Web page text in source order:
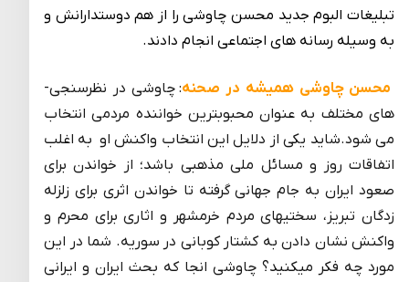
تبلیغات البوم جدید محسن چاوشی را از هم دوستدارانش و
به وسیله رسانه­ های اجتماعی انجام دادند.
محسن چاوشی همیشه در صحنه: چاوشی در نظرسنجی­
های مختلف به عنوان محبوبترین خواننده مردمی انتخاب
می­ شود.شاید یکی از دلایل این انتخاب واکنش او به اغلب
اتفاقات روز و مسائل ملی مذهبی باشد؛ از خواندن برای
صعود ایران به جام جهانی گرفته تا خواندن اثری برای زلزله
زدگان تبریز، سختی­های مردم خرمشهر و اثاری برای محرم و
واکنش نشان دادن به کشتار کوبانی در سوریه. شما در این
مورد چه فکر می­کنید؟ چاوشی انجا که بحث ایران و ایرانی